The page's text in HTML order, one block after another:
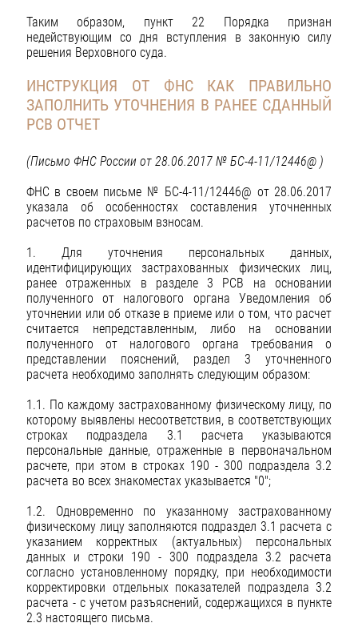
Таким образом, пункт 22 Порядка признан
недействующим со дня вступления в законную силу
решения Верховного суда.
ИНСТРУКЦИЯ ОТ ФНС КАК ПРАВИЛЬНО
ЗАПОЛНИТЬ УТОЧНЕНИЯ В РАНЕЕ СДАННЫЙ
РСВ ОТЧЕТ
(Письмо ФНС России от 28.06.2017 № БС-4-11/12446@ )
ФНС в своем письме № БС-4-11/12446@ от 28.06.2017
указала об особенностях составления уточненных
расчетов по страховым взносам.
1. Для уточнения персональных данных,
идентифицирующих застрахованных физических лиц,
ранее отраженных в разделе 3 РСВ на основании
полученного от налогового органа Уведомления об
уточнении или об отказе в приеме или о том, что расчет
считается непредставленным, либо на основании
полученного от налогового органа требования о
представлении пояснений, раздел 3 уточненного
расчета необходимо заполнять следующим образом:
1.1. По каждому застрахованному физическому лицу, по
которому выявлены несоответствия, в соответствующих
строках подраздела 3.1 расчета указываются
персональные данные, отраженные в первоначальном
расчете, при этом в строках 190 - 300 подраздела 3.2
расчета во всех знакоместах указывается "0";
1.2. Одновременно по указанному застрахованному
физическому лицу заполняются подраздел 3.1 расчета с
указанием корректных (актуальных) персональных
данных и строки 190 - 300 подраздела 3.2 расчета
согласно установленному порядку, при необходимости
корректировки отдельных показателей подраздела 3.2
расчета - с учетом разъяснений, содержащихся в пункте
2.3 настоящего письма.